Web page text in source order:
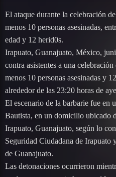
El ataque durante la celebración
menos 10 personas asesinadas,
edad y 12 herid0s.
Irapuato, Guanajuato, México,
contra asistentes a una
menos 10 personas asesinadas y
alrededor de las 23:20 horas de
El escenario de la barbarie fue en
Bautista, en un domicilio ubicado
Irapuato, Guanajuato, según lo
Seguridad Ciudadana de Irapuato
de Guanajuato.
Las detonaciones ocurrieron